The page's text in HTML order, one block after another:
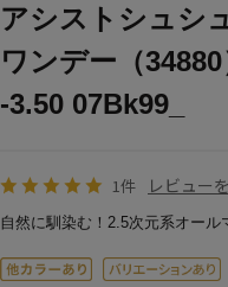
アシストシュシ
ワンデー（
-3.50 07Bk99_
1件 レビュー
自然に馴染む！2.5次元系オール